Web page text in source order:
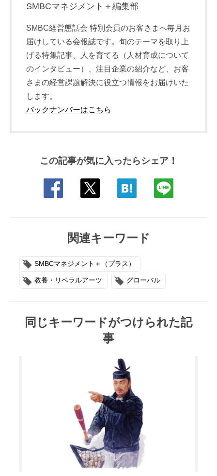
SMBCマネジメント＋編集部
SMBC経営懇話会 特別会員のお客さまへ毎月お
届けしている会報誌です。旬のテーマを取り上
げる特集記事、人を育てる（人材育成について
のインタビュー）、注目企業の紹介など、お客
さまの経営課題解決に役立つ情報をお届けいた
します。
バックナンバーはこちら
この記事が気に入ったらシェア！
関連キーワード
SMBCマネジメント＋（プラス）
教養・リベラルアーツ グローバル
同じキーワードがつけられた記
事